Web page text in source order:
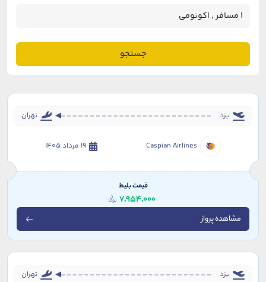
جستجو
یزد تهران
Caspian Airlines 19 مرداد 1405
قیمت بلیط
7,954,000
مشاهده پرواز
یزد تهران